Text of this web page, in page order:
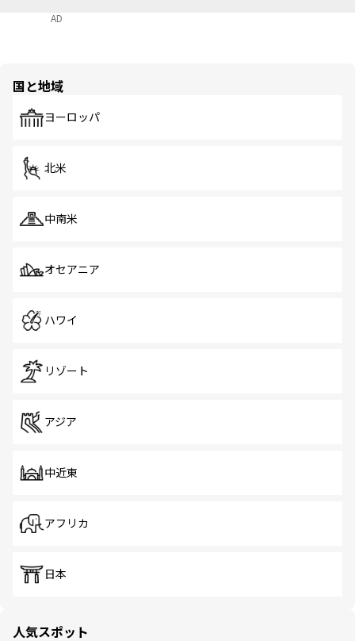
AD
国と地域
ヨーロッパ
北米
中南米
オセアニア
ハワイ
リゾート
アジア
中近東
アフリカ
日本
人気スポット